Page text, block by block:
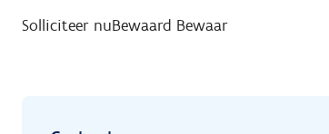
Solliciteer nuBewaard Bewaar